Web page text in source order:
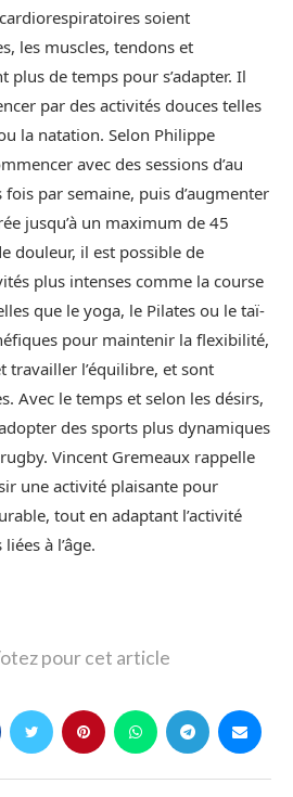
soient
les muscles, tendons et
plus de temps pour s’adapter. Il
par des activités douces telles
la natation. Selon Philippe
avec des sessions d’au
par semaine, puis d’augmenter
jusqu’à un maximum de 45
douleur, il est possible de
plus intenses comme la course
que le yoga, le Pilates ou le taï-
pour maintenir la flexibilité,
travailler l’équilibre, et sont
Avec le temps et selon les désirs,
des sports plus dynamiques
Vincent Gremeaux rappelle
une activité plaisante pour
tout en adaptant l’activité
à l’âge.
pour cet article